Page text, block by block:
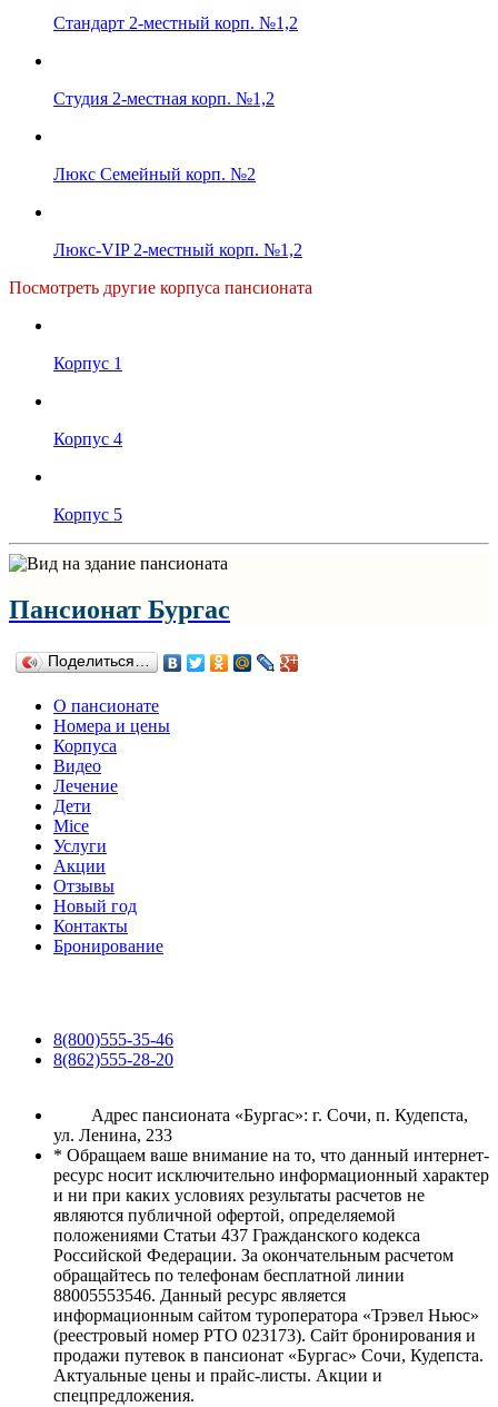
Стандарт 2-местный корп. №1,2
Студия 2-местная корп. №1,2
Люкс Семейный корп. №2
Люкс-VIP 2-местный корп. №1,2
Посмотреть другие корпуса пансионата
Корпус 1
Корпус 4
Корпус 5
Пансионат Бургас
Поделиться…
О пансионате
Номера и цены
Корпуса
Видео
Лечение
Дети
Mice
Услуги
Акции
Отзывы
Новый год
Контакты
Бронирование
8(800)555-35-46
8(862)555-28-20
Адрес пансионата «Бургас»: г. Сочи, п. Кудепста,
ул. Ленина, 233
* Обращаем ваше внимание на то, что данный интернет-
ресурс носит исключительно информационный характер
и ни при каких условиях результаты расчетов не
являются публичной офертой, определяемой
положениями Статьи 437 Гражданского кодекса
Российской Федерации. За окончательным расчетом
обращайтесь по телефонам бесплатной линии
88005553546. Данный ресурс является
информационным сайтом туроператора «Трэвел Ньюс»
(реестровый номер РТО 023173). Сайт бронирования и
продажи путевок в пансионат «Бургас» Сочи, Кудепста.
Актуальные цены и прайс-листы. Акции и
спецпредложения.